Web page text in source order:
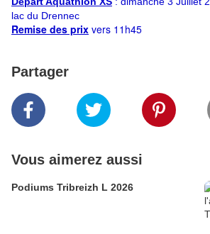
lac du Drennec
Remise des prix vers 11h45
Partager
Vous aimerez aussi
Podiums Tribreizh L 2026